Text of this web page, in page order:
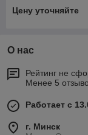
Цену уточняйте
О нас
Рейтинг не
Менее 5
Работает с
г. Минск